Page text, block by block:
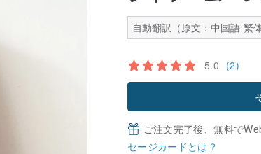
自動翻訳（原文：中国語-繁体
5.0 (2)
ご注文完了後、無料で
セージカードとは？